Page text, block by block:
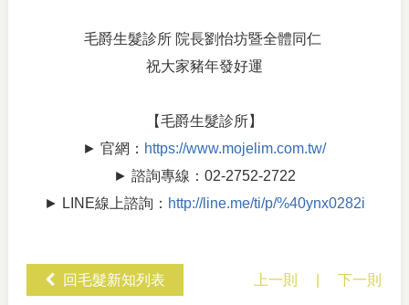
毛爵生髮診所 院長劉怡坊暨全體同仁
祝大家豬年發好運
【毛爵生髮診所】
► 官網： https://www.mojelim.com.tw/
► 諮詢專線：02-2752-2722
► LINE線上諮詢： http://line.me/ti/p/%40ynx0282i
回毛髮新知列表 上一則 |下一則